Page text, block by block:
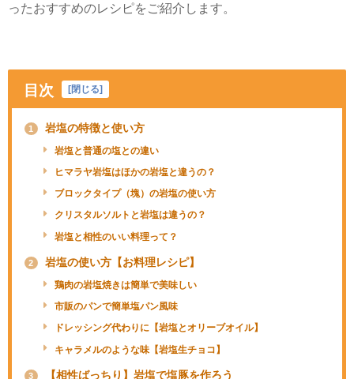
ったおすすめのレシピをご紹介します。
目次 [閉じる]
1 岩塩の特徴と使い方
岩塩と普通の塩との違い
ヒマラヤ岩塩はほかの岩塩と違うの？
ブロックタイプ（塊）の岩塩の使い方
クリスタルソルトと岩塩は違うの？
岩塩と相性のいい料理って？
2 岩塩の使い方【お料理レシピ】
鶏肉の岩塩焼きは簡単で美味しい
市販のパンで簡単塩パン風味
ドレッシング代わりに【岩塩とオリーブオイル】
キャラメルのような味【岩塩生チョコ】
3 【相性ばっちり】岩塩で塩豚を作ろう